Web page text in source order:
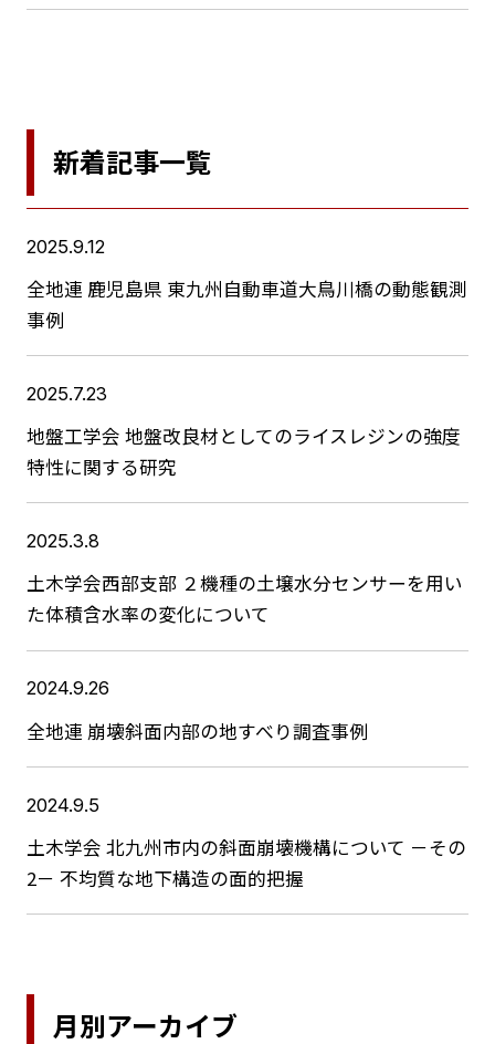
新着記事一覧
2025.9.12
全地連 鹿児島県 東九州自動車道大鳥川橋の動態観測
事例
2025.7.23
地盤工学会 地盤改良材としてのライスレジンの強度
特性に関する研究
2025.3.8
土木学会西部支部 ２機種の⼟壌⽔分センサーを用い
た体積含水率の変化について
2024.9.26
全地連 崩壊斜面内部の地すべり調査事例
2024.9.5
土木学会 北九州市内の斜面崩壊機構について －その
2－ 不均質な地下構造の面的把握
月別アーカイブ